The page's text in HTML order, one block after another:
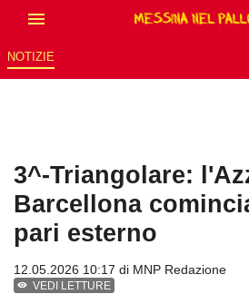
NOTIZIE
3^-Triangolare:
Barcellona
pari esterno
12.05.2026 10:17 di MNP Redazione
VEDI LETTURE